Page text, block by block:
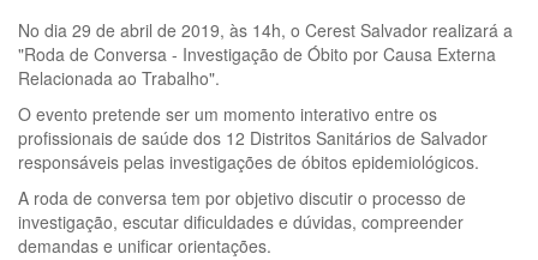
No dia 29 de abril de 2019, às 14h, o Cerest Salvador realizará a
"Roda de Conversa - Investigação de Óbito por Causa Externa
Relacionada ao Trabalho".
O evento pretende ser um momento interativo entre os
profissionais de saúde dos 12 Distritos Sanitários de Salvador
responsáveis pelas investigações de óbitos epidemiológicos.
A roda de conversa tem por objetivo discutir o processo de
investigação, escutar dificuldades e dúvidas, compreender
demandas e unificar orientações.